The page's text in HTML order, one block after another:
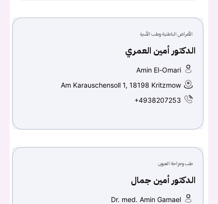
الأمراض الباطنية وطب الأسرة
الدكتور أمين العمري
Amin El-Omari
Am Karauschensoll 1, 18198 Kritzmow
+4938207253
طب وجراحة العيون
الدكتور أمين جمال
Dr. med. Amin Gamael